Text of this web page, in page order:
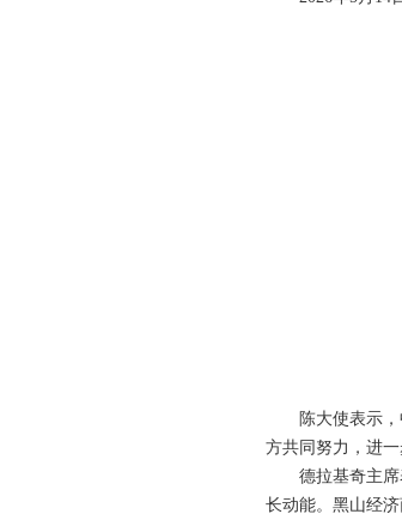
陈大使表示
方共同努力，进
德拉基奇主
长动能。黑山经